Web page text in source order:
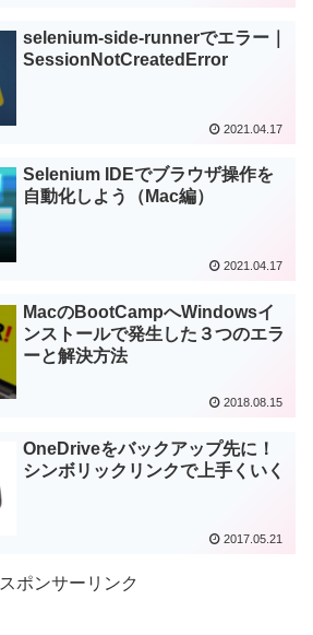
selenium-side-runnerでエラー｜
SessionNotCreatedError
2021.04.17
Selenium IDEでブラウザ操作を
自動化しよう（Mac編）
2021.04.17
MacのBootCampへWindowsイ
ンストールで発生した３つのエラ
ーと解決方法
2018.08.15
OneDriveをバックアップ先に！
シンボリックリンクで上手くいく
2017.05.21
スポンサーリンク